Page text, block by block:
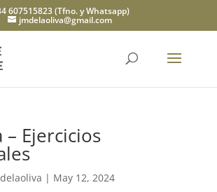
607515823 (Tfno. y Whatsapp)
jmdelaoliva@gmail.com
– Ejercicios
| May 12, 2024